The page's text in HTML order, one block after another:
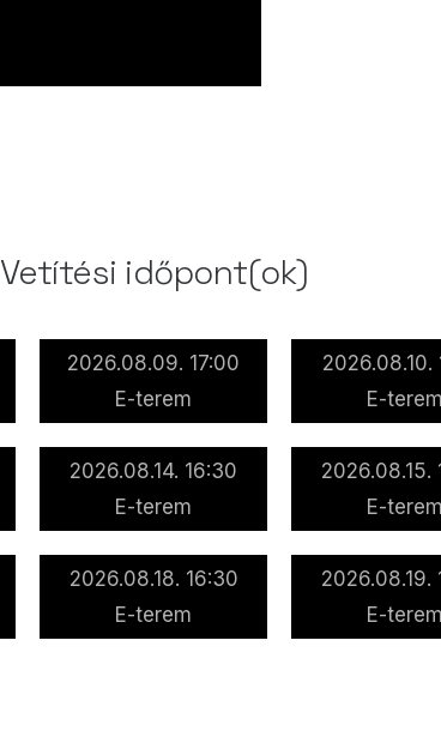
Vetítési időpont(ok)
2026.08.09. 17:00
E-terem
2026.08.10.
E-terem
2026.08.14. 16:30
E-terem
2026.08.15.
E-terem
2026.08.18. 16:30
E-terem
2026.08.19.
E-terem